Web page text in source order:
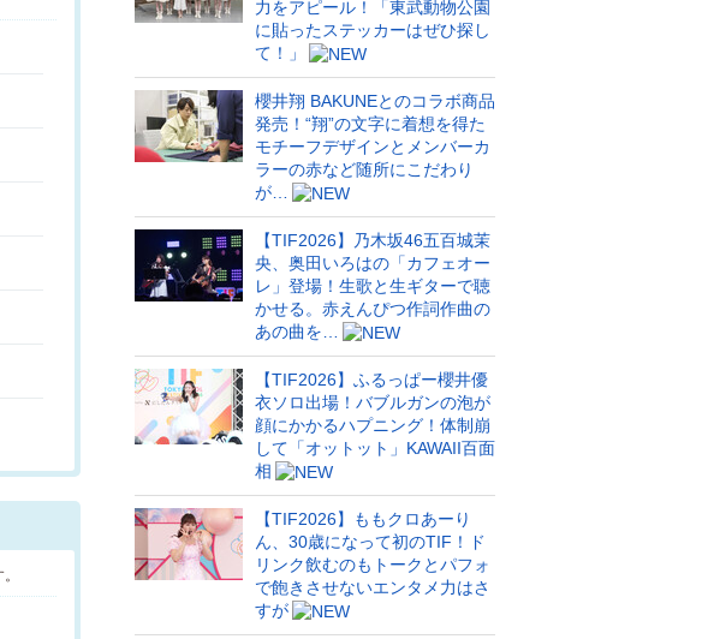
力をアピール！「東武動物公園
に貼ったステッカーはぜひ探し
て！」
櫻井翔 BAKUNEとのコラボ商品
発売！“翔”の文字に着想を得た
モチーフデザインとメンバーカ
ラーの赤など随所にこだわり
が…
【TIF2026】乃木坂46五百城茉
央、奥田いろはの「カフェオー
レ」登場！生歌と生ギターで聴
かせる。赤えんぴつ作詞作曲の
あの曲を…
【TIF2026】ふるっぱー櫻井優
衣ソロ出場！バブルガンの泡が
顔にかかるハプニング！体制崩
して「オットット」KAWAII百面
相
【TIF2026】ももクロあーり
ん、30歳になって初のTIF！ド
リンク飲むのもトークとパフォ
で飽きさせないエンタメ力はさ
すが